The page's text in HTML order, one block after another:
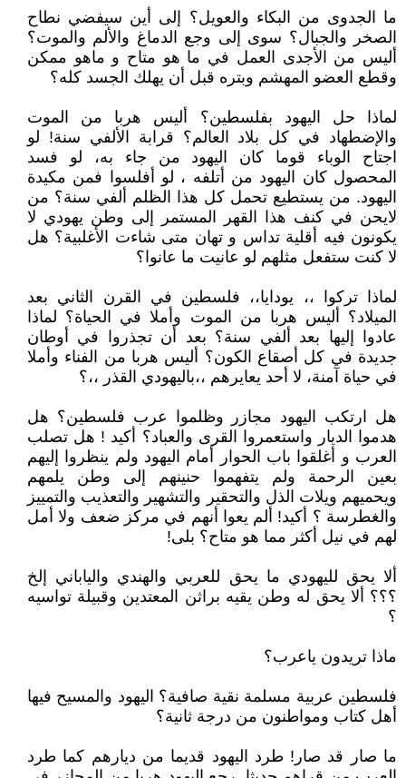
ما الجدوى من البكاء والعويل؟ إلى أين سيفضي نطاح
الصخر والجبال؟ سوى إلى وجع الدماغ والألم والموت؟
أليس من الأجدى العمل في ما هو متاح و ماهو ممكن
وقطع العضو المهشم وبتره قبل أن يهلك الجسد كله؟
لماذا حل اليهود بفلسطين؟ أليس هربا من الموت
والإضطهاد في كل بلاد العالم؟ قرابة الألفي سنة! لو
اجتاح الوباء قوما كان اليهود من جاء به، لو فسد
المحصول كان اليهود من أتلفه ، لو أفلسوا فمن مكيدة
اليهود. من يستطيع تحمل كل هذا الظلم ألفي سنة؟ من
لايحن في كنف هذا القهر المستمر إلى وطن يهودي لا
يكونون فيه أقلية تداس و تهان متى شاءت الأغلبية؟ هل
لا كنت ستفعل مثلهم لو عانيت ما عانوا؟
لماذا تركوا ،، يودايا،، فلسطين في القرن الثاني بعد
الميلاد؟ أليس هربا من الموت وأملا في الحياة؟ لماذا
عادوا إليها بعد ألفي سنة؟ بعد أن تجذروا في أوطان
جديدة في كل أصقاع الكون؟ أليس هربا من الفناء وأملا
في حياة آمنة، لا أحد يعايرهم ،،باليهودي القذر ،،؟
هل ارتكب اليهود مجازر وظلموا عرب فلسطين؟ هل
هدموا الديار واستعمروا القرى والعباد؟ أكيد ! هل تصلب
العرب و أغلقوا باب الحوار أمام اليهود ولم ينظروا إليهم
بعين الرحمة ولم يتفهموا حنينهم إلى وطن يلمهم
ويحميهم ويلات الذل والتحقير والتشهير والتعذيب والتمييز
والغطرسة ؟ أكيد! ألم يعوا أنهم في مركز ضعف ولا أمل
لهم في نيل أكثر مما هو متاح؟ بلى!
ألا يحق لليهودي ما يحق للعربي والهندي والياباني إلخ
؟؟؟ ألا يحق له وطن يقيه براثن المعتدين وقبيلة تواسيه
؟
ماذا تريدون ياعرب؟
فلسطين عربية مسلمة نقية صافية؟ اليهود والمسيح فيها
أهل كتاب ومواطنون من درجة ثانية؟
ما صار قد صار! طرد اليهود قديما من ديارهم كما طرد